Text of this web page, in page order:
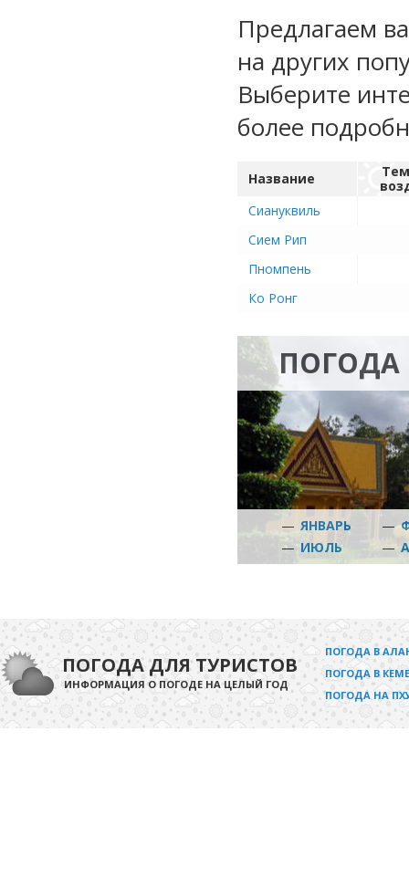
Предлагаем
на других
Выберите
более
Название
Сиануквиль
Сием Рип
Пномпень
Ко Ронг
— ЯНВАРЬ —
— ИЮЛЬ —
ПОГОДА ДЛЯ ТУРИСТОВ
ИНФОРМАЦИЯ О ПОГОДЕ НА ЦЕЛЫЙ ГОД
ПОГОДА В
ПОГОДА В
ПОГОДА НА